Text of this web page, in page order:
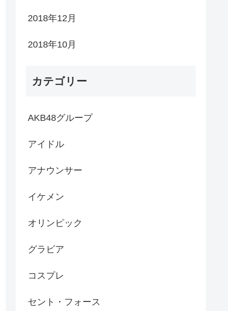
2018年12月
2018年10月
カテゴリー
AKB48グループ
アイドル
アナウンサー
イケメン
オリンピック
グラビア
コスプレ
セント・フォース